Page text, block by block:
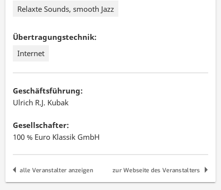
Relaxte Sounds, smooth Jazz
Übertragungstechnik:
Internet
Geschäftsführung:
Ulrich R.J. Kubak
Gesellschafter:
100 % Euro Klassik GmbH
alle Veranstalter anzeigen zur Webseite des Veranstalters